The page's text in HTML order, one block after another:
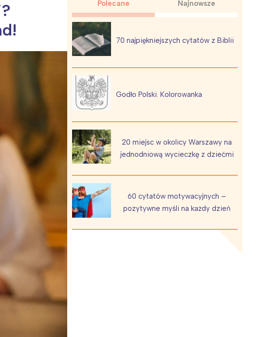
Polecane Najnowsze
70 najpiękniejszych cytatów z Biblii
Godło Polski. Kolorowanka
20 miejsc w okolicy Warszawy na
jednodniową wycieczkę z dziećmi
60 cytatów motywacyjnych –
pozytywne myśli na każdy dzień